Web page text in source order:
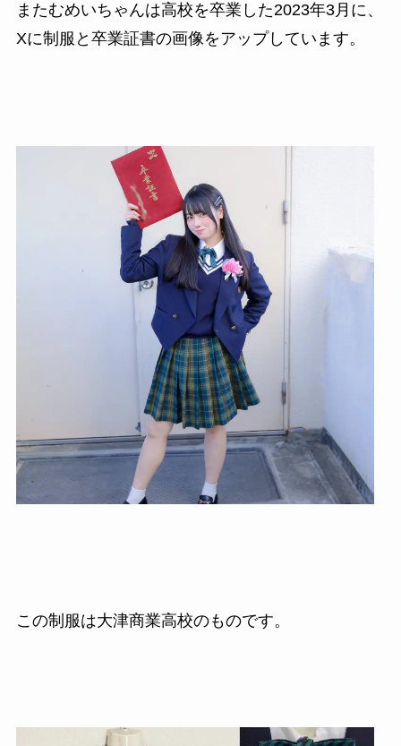
またむめいちゃんは高校を卒業した2023年3月に、
Xに制服と卒業証書の画像をアップしています。
この制服は大津商業高校のものです。